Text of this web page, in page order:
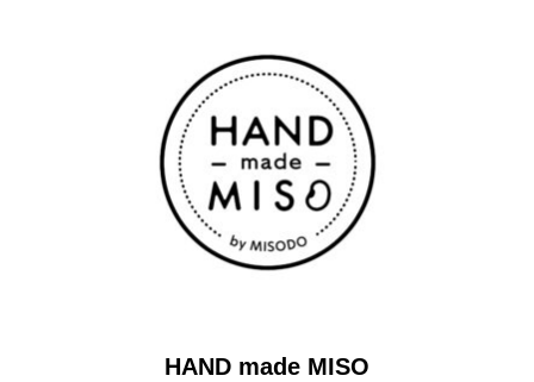
HAND made MISO